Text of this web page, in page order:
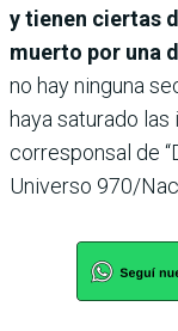
y tienen ciertas
muerto por una
no hay ninguna
haya saturado
corresponsal de
Universo 970/